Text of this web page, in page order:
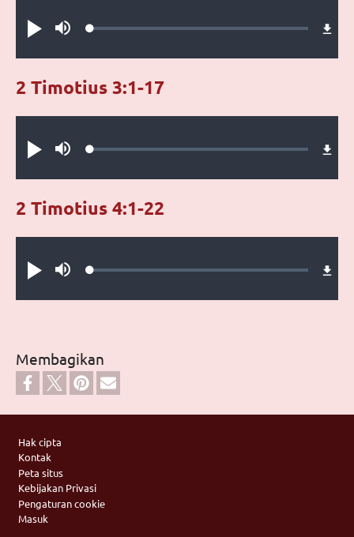
PutarBisu Loaded:
PutarBisu Loaded:
2 Timotius 3:1-17
PutarBisu Loaded:
2 Timotius 4:1-22
Membagikan
Hak cipta
Kontak
Peta situs
Kebijakan Privasi
Pengaturan cookie
Masuk